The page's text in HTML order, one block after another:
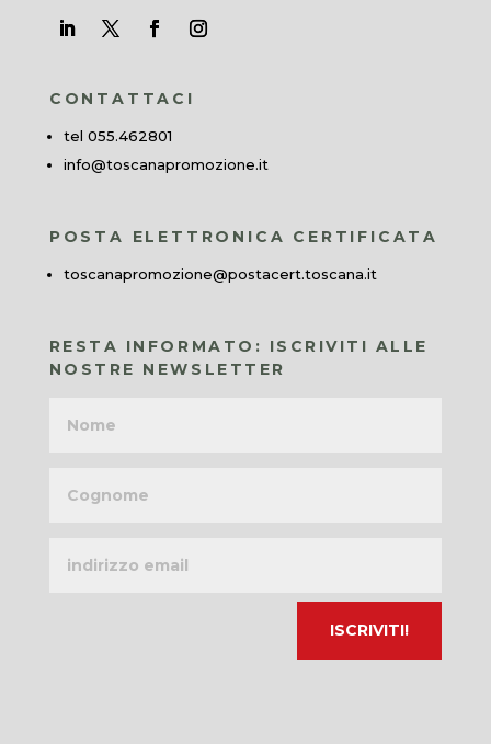
CONTATTACI
tel 055.462801
info@toscanapromozione.it
POSTA ELETTRONICA CERTIFICATA
toscanapromozione@postacert.toscana.it
RESTA INFORMATO: ISCRIVITI ALLE
NOSTRE NEWSLETTER
email